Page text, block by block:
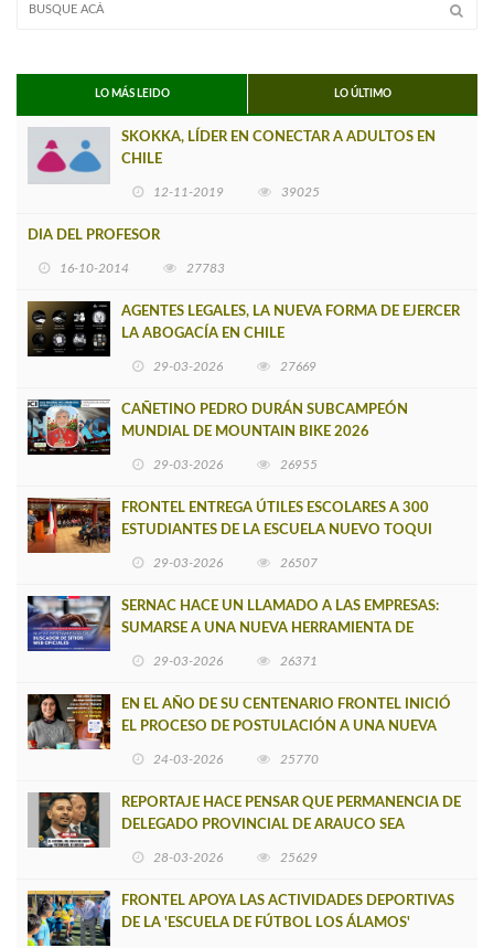
LO MÁS LEIDO LO ÚLTIMO
SKOKKA, LÍDER EN CONECTAR A ADULTOS EN
CHILE
12-11-2019 39025
DIA DEL PROFESOR
16-10-2014 27783
AGENTES LEGALES, LA NUEVA FORMA DE EJERCER
LA ABOGACÍA EN CHILE
29-03-2026 27669
CAÑETINO PEDRO DURÁN SUBCAMPEÓN
MUNDIAL DE MOUNTAIN BIKE 2026
29-03-2026 26955
FRONTEL ENTREGA ÚTILES ESCOLARES A 300
ESTUDIANTES DE LA ESCUELA NUEVO TOQUI
29-03-2026 26507
SERNAC HACE UN LLAMADO A LAS EMPRESAS:
SUMARSE A UNA NUEVA HERRAMIENTA DE
29-03-2026 26371
EN EL AÑO DE SU CENTENARIO FRONTEL INICIÓ
EL PROCESO DE POSTULACIÓN A UNA NUEVA
24-03-2026 25770
REPORTAJE HACE PENSAR QUE PERMANENCIA DE
DELEGADO PROVINCIAL DE ARAUCO SEA
28-03-2026 25629
FRONTEL APOYA LAS ACTIVIDADES DEPORTIVAS
DE LA 'ESCUELA DE FÚTBOL LOS ÁLAMOS'